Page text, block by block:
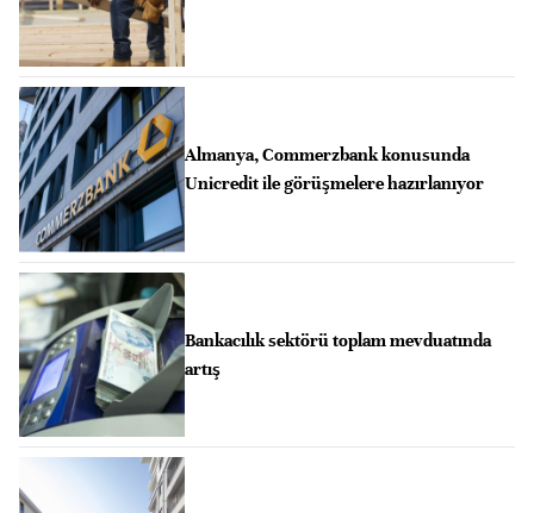
Almanya, Commerzbank konusunda
Unicredit ile görüşmelere hazırlanıyor
Bankacılık sektörü toplam mevduatında
artış